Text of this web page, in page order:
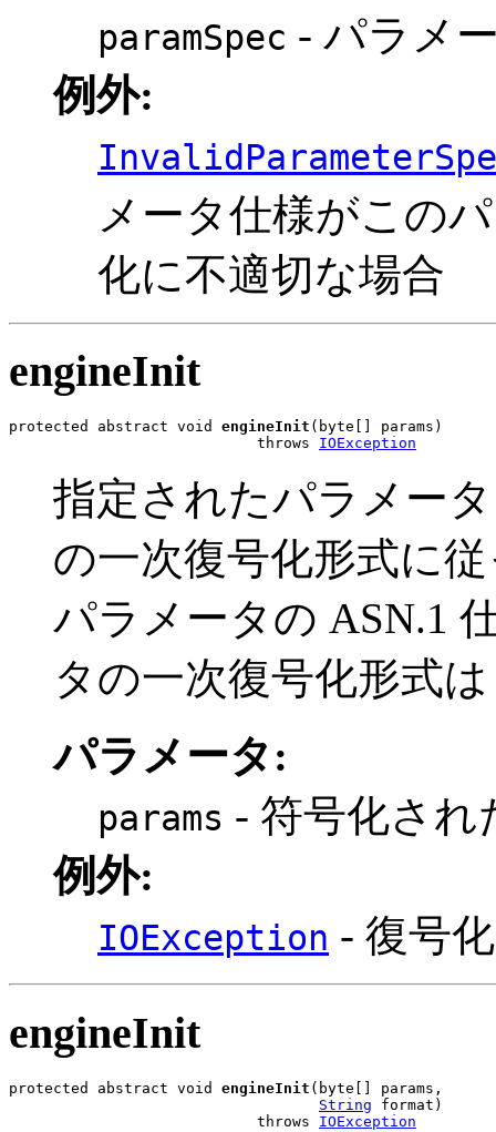
paramSpec - パラメ
例外:
メータ仕様がこの
化に不適切な場合
engineInit
protected abstract void engineInit (byte[] params)
                            throws
IOException
指定されたパラメー
の一次復号化形式に
パラメータの ASN.1
タの一次復号化形式
パラメータ:
params - 符号化され
例外:
IOException - 復号
engineInit
protected abstract void engineInit (byte[] params,
String format)
                            throws
IOException